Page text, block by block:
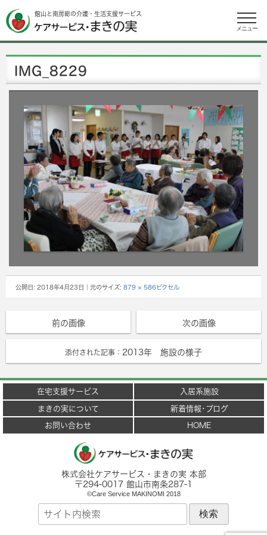
館山と南房総の介護・生活支援サービス
メニュー
IMG_8229
公開日: 2018年4月23日 ｜元のサイズ: 879 × 586ピクセル
前の画像 次の画像
添付された記事： 2013年 施設の様子
在宅支援サービス
入居系施設
まきの実について
新着情報･ブログ
お問い合わせ
HOME
株式会社ケアサービス・まきの実 本部
〒294-0017 館山市南条287-1
©Care Service MAKINOMI 2018
サ
ト